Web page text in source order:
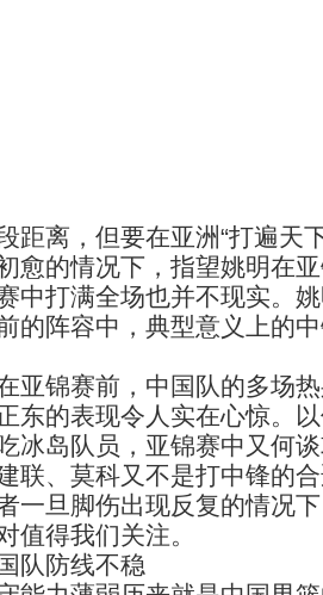
距离，但要在亚洲“打遍天
愈的情况下，指望姚明在
中打满全场也并不现实。
的阵容中，典型意义上的
锦赛前，中国队的多场热
东的表现令人实在心惊。
冰岛队员，亚锦赛中又何
联、莫科又不是打中锋的
一旦脚伤出现反复的情况
值得我们关注。
防线不稳